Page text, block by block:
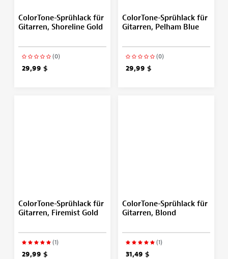
ColorTone-Sprühlack für
Gitarren, Shoreline Gold
(0)
29,99 $
ColorTone-Sprühlack für
Gitarren, Pelham Blue
(0)
29,99 $
ColorTone-Sprühlack für
Gitarren, Firemist Gold
(1)
29,99 $
ColorTone-Sprühlack für
Gitarren, Blond
(1)
31,49 $